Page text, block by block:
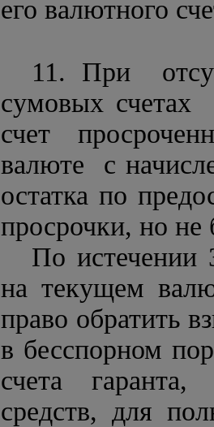
его валютного
11. При
сумовых
счет
валюте с
остатка по
просрочки, но не
По истечении
на текущем
право обратить
в бесспорном
счета гаранта,
средств, для